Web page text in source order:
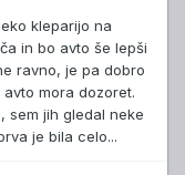
kleparijo na
in bo avto še lepši
ravno, je pa dobro
mora dozoret.
sem jih gledal neke
je bila celo...